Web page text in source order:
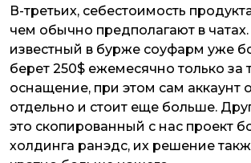
В-третьих, себестоимость
чем обычно предполагают в
известный в бурже соуфарм уже
берет 250$ ежемесячно только за
оснащение, при этом сам аккаунт
отдельно и стоит еще больше.
это скопированный с нас проект
холдинга ранэдс, их решение